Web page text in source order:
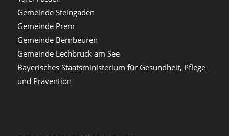
Gemeinde Steingaden
Gemeinde Prem
Gemeinde Bernbeuren
Gemeinde Lechbruck am See
Bayerisches Staatsministerium für Gesundheit, Pflege
und Prävention